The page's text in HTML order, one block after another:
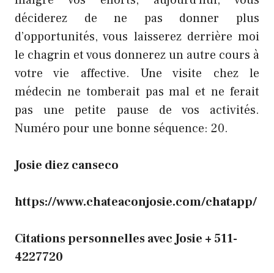
déciderez de ne pas donner plus
d’opportunités, vous laisserez derrière moi
le chagrin et vous donnerez un autre cours à
votre vie affective. Une visite chez le
médecin ne tomberait pas mal et ne ferait
pas une petite pause de vos activités.
Numéro pour une bonne séquence: 20.
Josie diez canseco
https://www.chateaconjosie.com/chatapp/
Citations personnelles avec Josie + 511-
4227720